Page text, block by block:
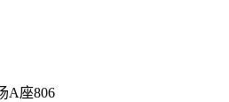
A座806